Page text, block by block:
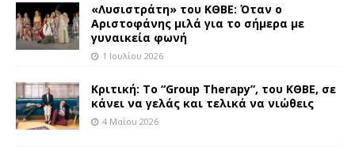
«Λυσιστράτη» του ΚΘΒΕ: Όταν ο
Αριστοφάνης μιλά για το σήμερα με
γυναικεία φωνή
1 Ιουλίου 2026
Κριτική: Το “Group Therapy”, του ΚΘΒΕ, σε
κάνει να γελάς και τελικά να νιώθεις
4 Μαΐου 2026